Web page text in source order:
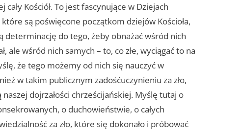
Kościół. To jest fascynujące w Dziejach
są poświęcone początkom dziejów Kościoła,
determinację do tego, żeby obnażać wśród nich
ale wśród nich samych – to, co złe, wyciągać to na
że tego możemy od nich się nauczyć w
w takim publicznym zadośćuczynieniu za zło,
dojrzałości chrześcijańskiej. Myślę tutaj o
o duchowieństwie, o całych
za zło, które się dokonało i próbować